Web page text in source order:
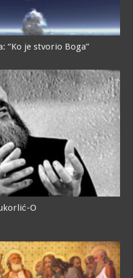
“Ko je stvorio Boga”
O